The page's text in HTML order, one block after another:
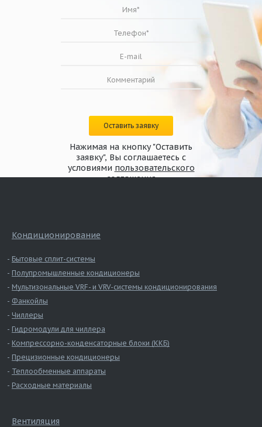
Схема конструкции дымового клапана
канального исполнения КЛАД-2 с
реверсивным/электромагнитным приводом
Оставить заявку
Нажимая на кнопку "Оставить
заявку", Вы соглашаетесь с
условиями пользовательского
соглашения
Кондиционирование
Бытовые сплит-системы
Полупромышленные кондиционеры
Мультизональные VRF- и VRV-системы кондиционирования
Фанкойлы
Чиллеры
Гидромодули для чиллера
Компрессорно-конденсаторные блоки (ККБ)
Прецизионные кондиционеры
Теплообменные аппараты
Расходные материалы
Вентиляция